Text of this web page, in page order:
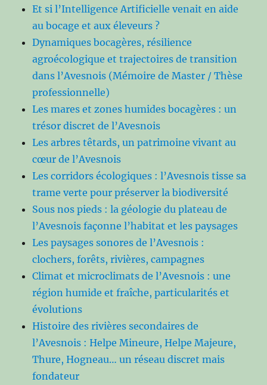
Et si l’Intelligence Artificielle venait en aide
au bocage et aux éleveurs ?
Dynamiques bocagères, résilience
agroécologique et trajectoires de transition
dans l’Avesnois (Mémoire de Master / Thèse
professionnelle)
Les mares et zones humides bocagères : un
trésor discret de l’Avesnois
Les arbres têtards, un patrimoine vivant au
cœur de l’Avesnois
Les corridors écologiques : l’Avesnois tisse sa
trame verte pour préserver la biodiversité
Sous nos pieds : la géologie du plateau de
l’Avesnois façonne l’habitat et les paysages
Les paysages sonores de l’Avesnois :
clochers, forêts, rivières, campagnes
Climat et microclimats de l’Avesnois : une
région humide et fraîche, particularités et
évolutions
Histoire des rivières secondaires de
l’Avesnois : Helpe Mineure, Helpe Majeure,
Thure, Hogneau… un réseau discret mais
fondateur